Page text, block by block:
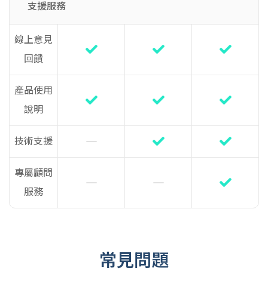
支援服務
線上意見
回饋
產品使用
說明
技術支援
專屬顧問
服務
常見問題